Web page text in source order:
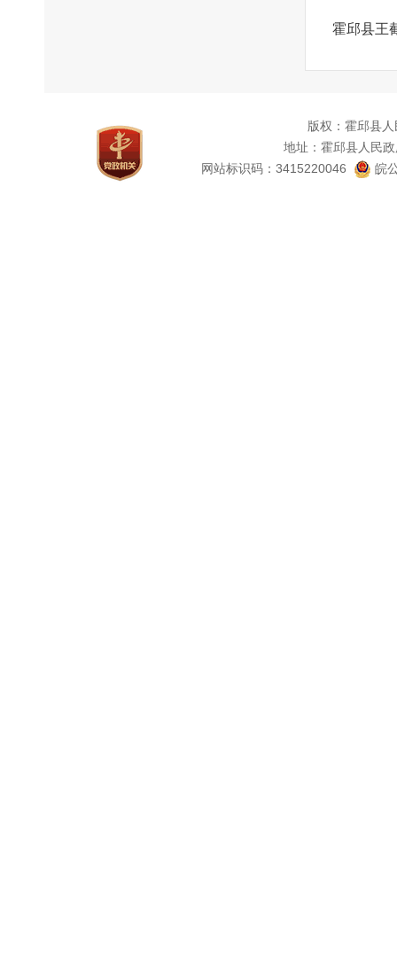
霍邱县王
版权：霍邱县
地址：霍邱县人民
网站标识码：3415220046
皖